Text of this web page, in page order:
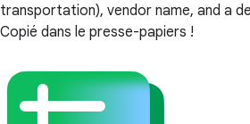
transportation), vendor name, and a
Copié dans le presse-papiers !